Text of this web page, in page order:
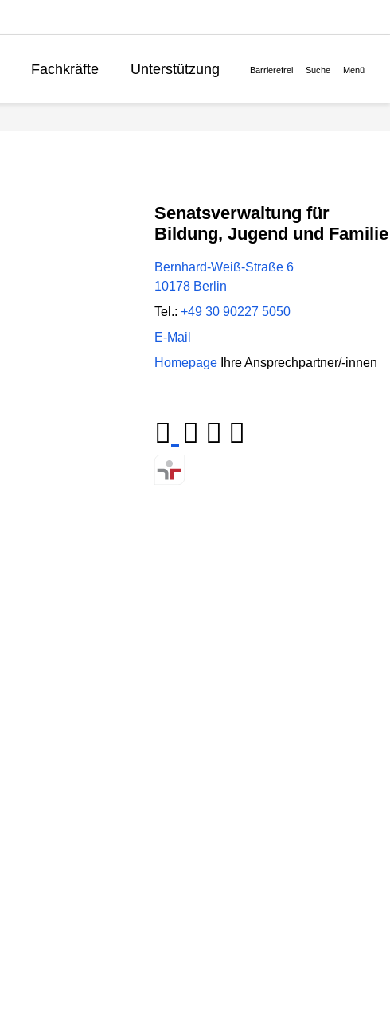
Fachkräfte
Unterstützung
Barrierefrei Suche Menü
Senatsverwaltung für
Bildung, Jugend und Familie
Bernhard-Weiß-Straße 6
10178 Berlin
Tel.: +49 30 90227 5050
E-Mail
Homepage Ihre Ansprechpartner/-innen